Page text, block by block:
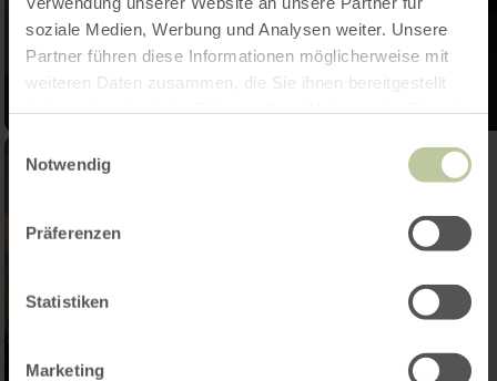
soziale Medien, Werbung und Analysen weiter. Unsere
Partner führen diese Informationen möglicherweise mit
weiteren Daten zusammen, die Sie ihnen bereitgestellt
Einwilligungsauswahl
Notwendig
Präferenzen
Statistiken
Marketing